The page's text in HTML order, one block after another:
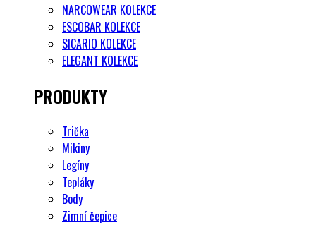
NARCOWEAR KOLEKCE
ESCOBAR KOLEKCE
SICARIO KOLEKCE
ELEGANT KOLEKCE
PRODUKTY
Trička
Mikiny
Legíny
Tepláky
Body
Zimní čepice